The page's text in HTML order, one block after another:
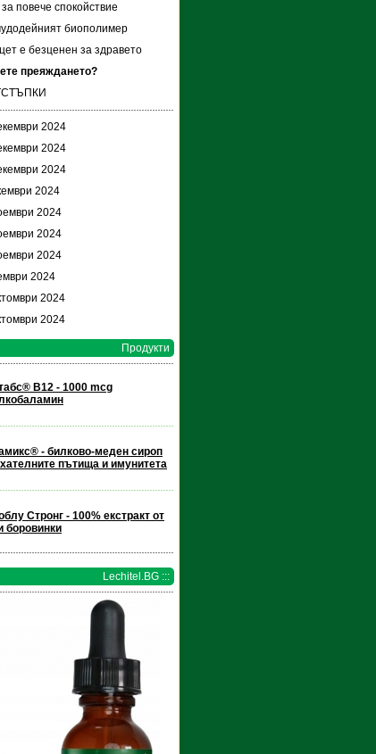
повече спокойствие
биополимер
е безценен за здравето
преяждането?
2024
2024
2024
2024
2024
2024
2024
2024
2024
2024
Продукти
В12 - 1000 mcg
- билково-меден сироп
пътища и имунитета
Стронг - 100% екстракт от
боровинки
Lechitel.BG :::